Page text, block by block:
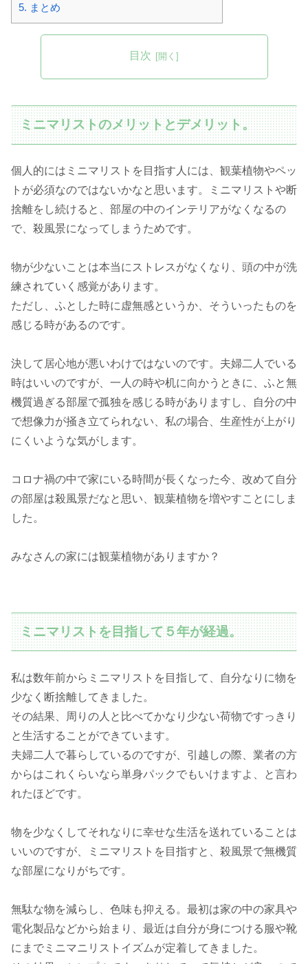
5. まとめ
目次
ミニマリストのメリットとデメリット。
個人的にはミニマリストを目指す人には、観葉植物やペッ
トが必須なのではないかなと思います。ミニマリストや断
捨離をし続けると、部屋の中のインテリアがなくなるの
で、殺風景になってしまうためです。
物が少ないことは本当にストレスがなくなり、頭の中が洗
練されていく感覚があります。
ただし、ふとした時に虚無感というか、そういったものを
感じる時があるのです。
決して居心地が悪いわけではないのです。夫婦二人でいる
時はいいのですが、一人の時や机に向かうときに、ふと無
機質過ぎる部屋で孤独を感じる時がありますし、自分の中
で想像力が掻き立てられない、私の場合、生産性が上がり
にくいような気がします。
コロナ禍の中で家にいる時間が長くなった今、改めて自分
の部屋は殺風景だなと思い、観葉植物を増やすことにしま
した。
みなさんの家には観葉植物がありますか？
ミニマリストを目指して５年が経過。
私は数年前からミニマリストを目指して、自分なりに物を
少なく断捨離してきました。
その結果、周りの人と比べてかなり少ない荷物ですっきり
と生活することができています。
夫婦二人で暮らしているのですが、引越しの際、業者の方
からはこれくらいなら単身パックでもいけますよ、と言わ
れたほどです。
物を少なくしてそれなりに幸せな生活を送れていることは
いいのですが、ミニマリストを目指すと、殺風景で無機質
な部屋になりがちです。
無駄な物を減らし、色味も抑える。最初は家の中の家具や
電化製品などから始まり、最近は自分が身につける服や靴
にまでミニマニリストイズムが定着してきました。